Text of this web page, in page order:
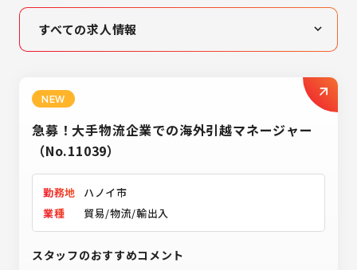
すべての求人情報
高収入・高待遇
営業
製造業
IT業界
NEW
急募！大手物流企業での海外引越マネージャー
（No.11039）
勤務地
ハノイ市
業種
貿易/物流/輸出入
スタッフのおすすめコメント